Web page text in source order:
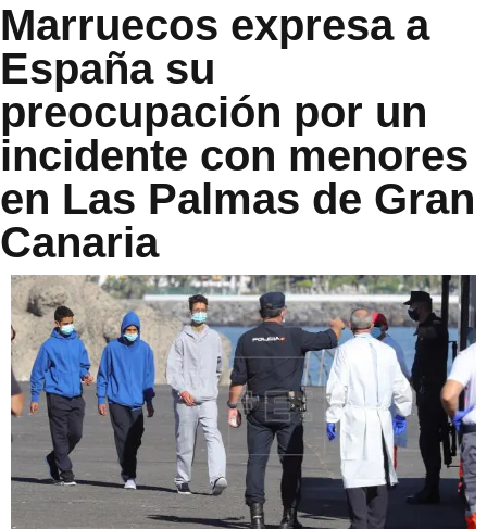
Marruecos expresa a
España su
preocupación por un
incidente con menores
en Las Palmas de Gran
Canaria